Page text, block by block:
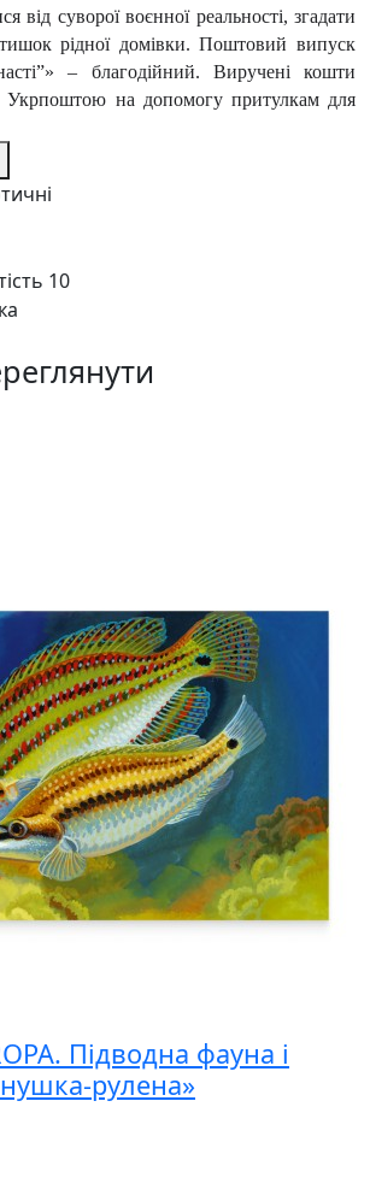
від суворої воєнної реальності, згадати
рідної домівки. Поштовий випуск
– благодійний. Виручені кошти
Укрпоштою на допомогу притулкам для
10
Підводна фауна і
рулена»